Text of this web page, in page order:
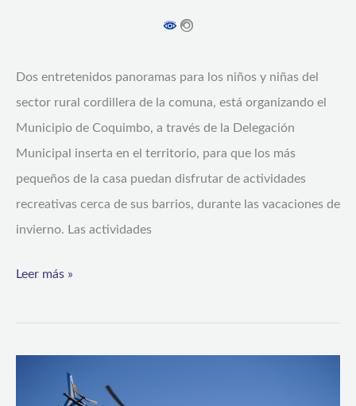
Dos entretenidos panoramas para los niños y niñas del
sector rural cordillera de la comuna, está organizando el
Municipio de Coquimbo, a través de la Delegación
Municipal inserta en el territorio, para que los más
pequeños de la casa puedan disfrutar de actividades
recreativas cerca de sus barrios, durante las vacaciones de
invierno. Las actividades
Leer más »
INTERVIENEN